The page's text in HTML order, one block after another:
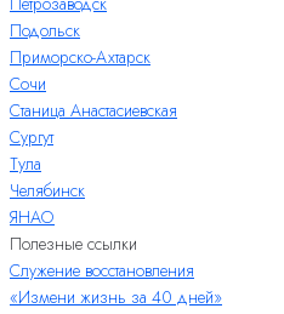
Подольск
Приморско-Ахтарск
Сочи
Станица Анастасиевская
Сургут
Тула
Челябинск
ЯНАО
Полезные ссылки
Служение восстановления
«Измени жизнь за 40 дней»